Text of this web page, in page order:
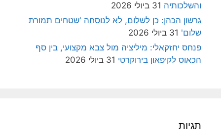
והשלכותיה 31 ביולי 2026
גרשון הכהן: כן לשלום, לא לנוסחה 'שטחים תמורת
שלום' 31 ביולי 2026
פנחס יחזקאלי: מיליציה מול צבא מקצועי, בין סף
הכאוס לקיפאון בירוקרטי 31 ביולי 2026
תגיות